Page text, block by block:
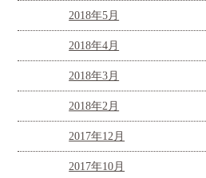
2018年5月
2018年4月
2018年3月
2018年2月
2017年12月
2017年10月